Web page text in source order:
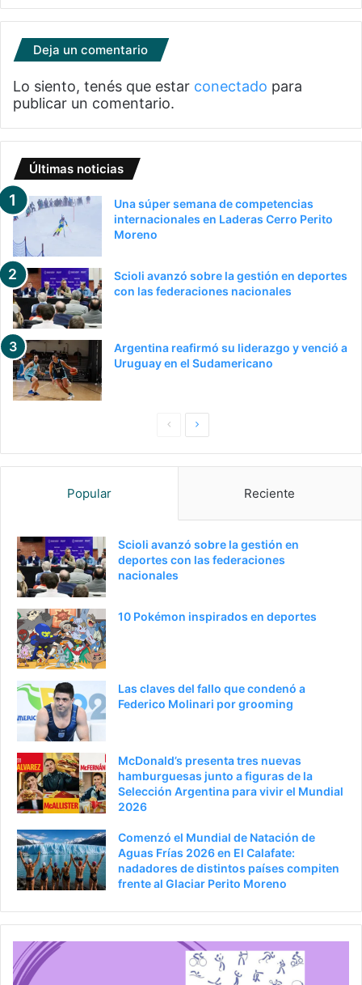
Deja un comentario
Lo siento, tenés que estar conectado para
publicar un comentario.
Últimas noticias
Una súper semana de competencias
internacionales en Laderas Cerro Perito
Moreno
Scioli avanzó sobre la gestión en deportes
con las federaciones nacionales
Argentina reafirmó su liderazgo y venció a
Uruguay en el Sudamericano
PaginaSiguiente
Popular Reciente
Scioli avanzó sobre la gestión en
deportes con las federaciones
nacionales
10 Pokémon inspirados en deportes
Las claves del fallo que condenó a
Federico Molinari por grooming
McDonald’s presenta tres nuevas
hamburguesas junto a figuras de la
Selección Argentina para vivir el Mundial
2026
Comenzó el Mundial de Natación de
Aguas Frías 2026 en El Calafate:
nadadores de distintos países compiten
frente al Glaciar Perito Moreno